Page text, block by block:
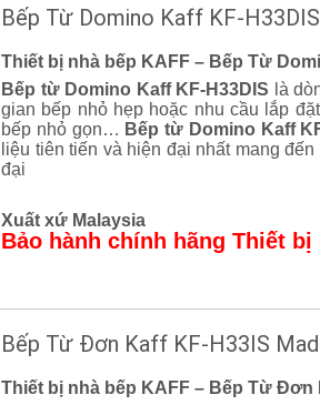
Bếp Từ Domino Kaff KF-
Thiết bị nhà bếp KAFF – Bếp Từ
Bếp từ Domino Kaff KF-H33DIS là
gian bếp nhỏ hẹp hoặc nhu cầu lắp
bếp nhỏ gọn… Bếp từ Domino Kaff
liệu tiên tiến và hiện đại nhất mang
đại
Xuất xứ Malaysia
Bảo hành chính hãng Thiết bị
Bếp Từ Đơn Kaff KF-H33IS
Thiết bị nhà bếp KAFF – Bếp Từ Đơn